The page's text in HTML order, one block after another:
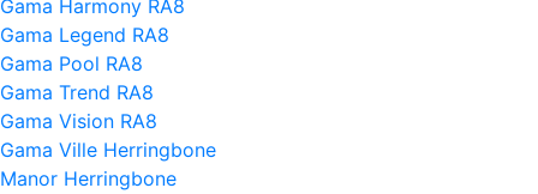
Gama Harmony RA8
Gama Legend RA8
Gama Pool RA8
Gama Trend RA8
Gama Vision RA8
Gama Ville Herringbone
Manor Herringbone